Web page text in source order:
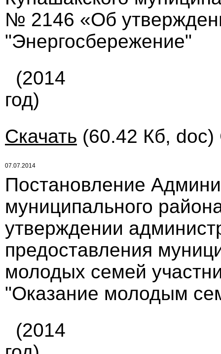
№ 2146 «Об
"Энергосбережение"
(2014
год)
Скачать (60.42 Кб, doc)
07.07.2014
Постановление
муниципального
утверждении
предоставления
молодых семей
"Оказание молодым
(2014